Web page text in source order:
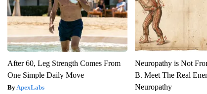
After 60, Leg Strength Comes From
One Simple Daily Move
ApexLabs
Neuropathy is Not
B. Meet The Real
Neuropathy